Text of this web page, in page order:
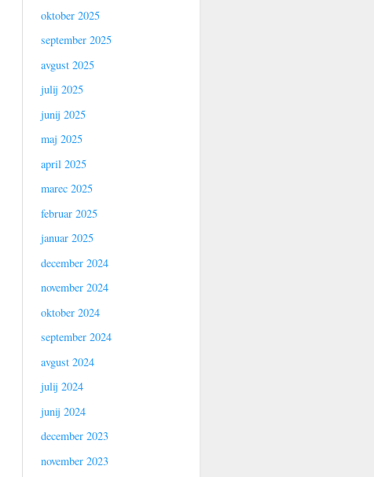
oktober 2025
september 2025
avgust 2025
julij 2025
junij 2025
maj 2025
april 2025
marec 2025
februar 2025
januar 2025
december 2024
november 2024
oktober 2024
september 2024
avgust 2024
julij 2024
junij 2024
december 2023
november 2023